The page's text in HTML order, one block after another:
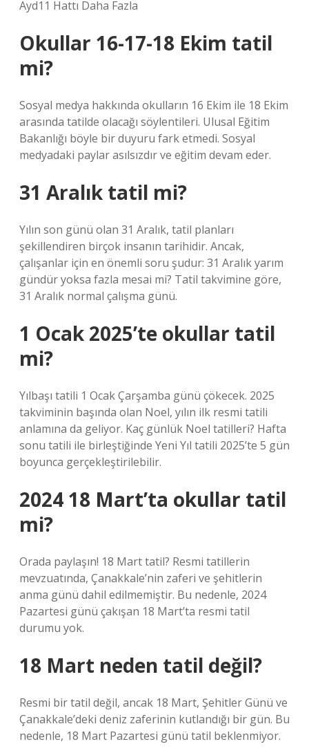
Ayd11 Hattı Daha Fazla
Okullar 16-17-18 Ekim tatil
mi?
Sosyal medya hakkında okulların 16 Ekim ile 18 Ekim
arasında tatilde olacağı söylentileri. Ulusal Eğitim
Bakanlığı böyle bir duyuru fark etmedi. Sosyal
medyadaki paylar asılsızdır ve eğitim devam eder.
31 Aralık tatil mi?
Yılın son günü olan 31 Aralık, tatil planları
şekillendiren birçok insanın tarihidir. Ancak,
çalışanlar için en önemli soru şudur: 31 Aralık yarım
gündür yoksa fazla mesai mi? Tatil takvimine göre,
31 Aralık normal çalışma günü.
1 Ocak 2025’te okullar tatil
mi?
Yılbaşı tatili 1 Ocak Çarşamba günü çökecek. 2025
takviminin başında olan Noel, yılın ilk resmi tatili
anlamına da geliyor. Kaç günlük Noel tatilleri? Hafta
sonu tatili ile birleştiğinde Yeni Yıl tatili 2025’te 5 gün
boyunca gerçekleştirilebilir.
2024 18 Mart’ta okullar tatil
mi?
Orada paylaşın! 18 Mart tatil? Resmi tatillerin
mevzuatında, Çanakkale’nin zaferi ve şehitlerin
anma günü dahil edilmemiştir. Bu nedenle, 2024
Pazartesi günü çakışan 18 Mart’ta resmi tatil
durumu yok.
18 Mart neden tatil değil?
Resmi bir tatil değil, ancak 18 Mart, Şehitler Günü ve
Çanakkale’deki deniz zaferinin kutlandığı bir gün. Bu
nedenle, 18 Mart Pazartesi günü tatil beklenmiyor.